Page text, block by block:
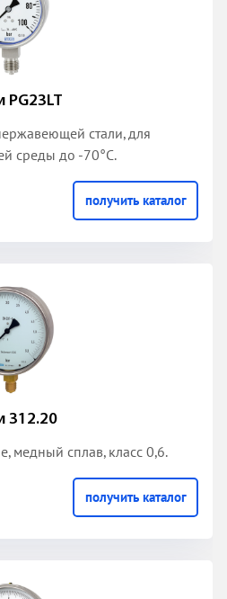
стали, для
среды до -70°С.
получить каталог
312.20
медный сплав, класс 0,6.
получить каталог